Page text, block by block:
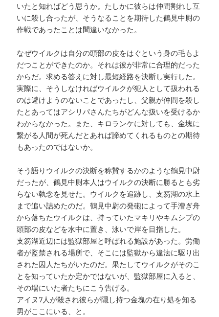
いたと知ればどう思うか。たしかに彼らは仲間割れし互
いに殺し合ったが、そうなることを期待した鶴見中尉の
作戦であったことは間違いなかった。
なぜウイルクは自分の頭部の皮をはぐという身の毛もよ
だつことができたのか。それは彼が非常に合理的だった
からだ。求める答えに対し最短経路を決断し実行した。
実際に、そうしなければウイルクが犯人として扱われる
のは避けようのないことであったし、父親が仲間を殺し
たとあってはアシリパさんたちがどんな扱いを受けるか
わからなかった。また、キロランケに対しても、金塊に
繋がる人間が死んだとあれば諦めてくれるものとの期待
もあったのではないか。
そう語りウイルクの決断を称賛するかのような鶴見中尉
だったが、鶴見中尉本人はウイルクの決断に勝るとも劣
らない執念を見せた。ウイルクを追跡し、支笏湖の水上
まで追い詰めたのだ。鶴見中尉の発砲によって手漕ぎ舟
から落ちたウイルクは、持っていたマキリやキムシプの
頭部の皮などを水中に置き、泳いで岸を目指した。
支笏湖近辺には監獄部屋と呼ばれる施設があった。労働
者が監禁される場所で、そこには監獄から違法に駆り出
された囚人たちがいたのだ。果たしてウイルクがそのこ
とを知っていたか定かではないが、監獄部屋に入ると、
その場にいた者たちにこう告げる。
アイヌ7人が殺され彼らが隠し持つ金塊の在り処を知る
男がここにいる、と。